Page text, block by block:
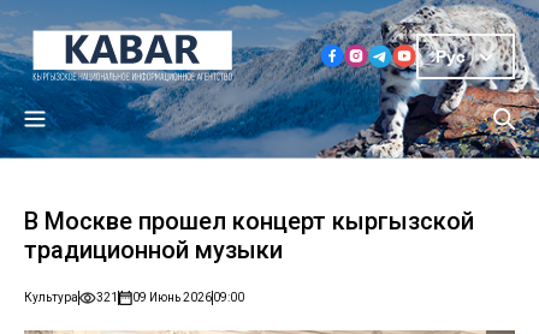
Рус
В Москве прошел концерт кыргызской
традиционной музыки
Культура 321 09 Июнь 202609:00